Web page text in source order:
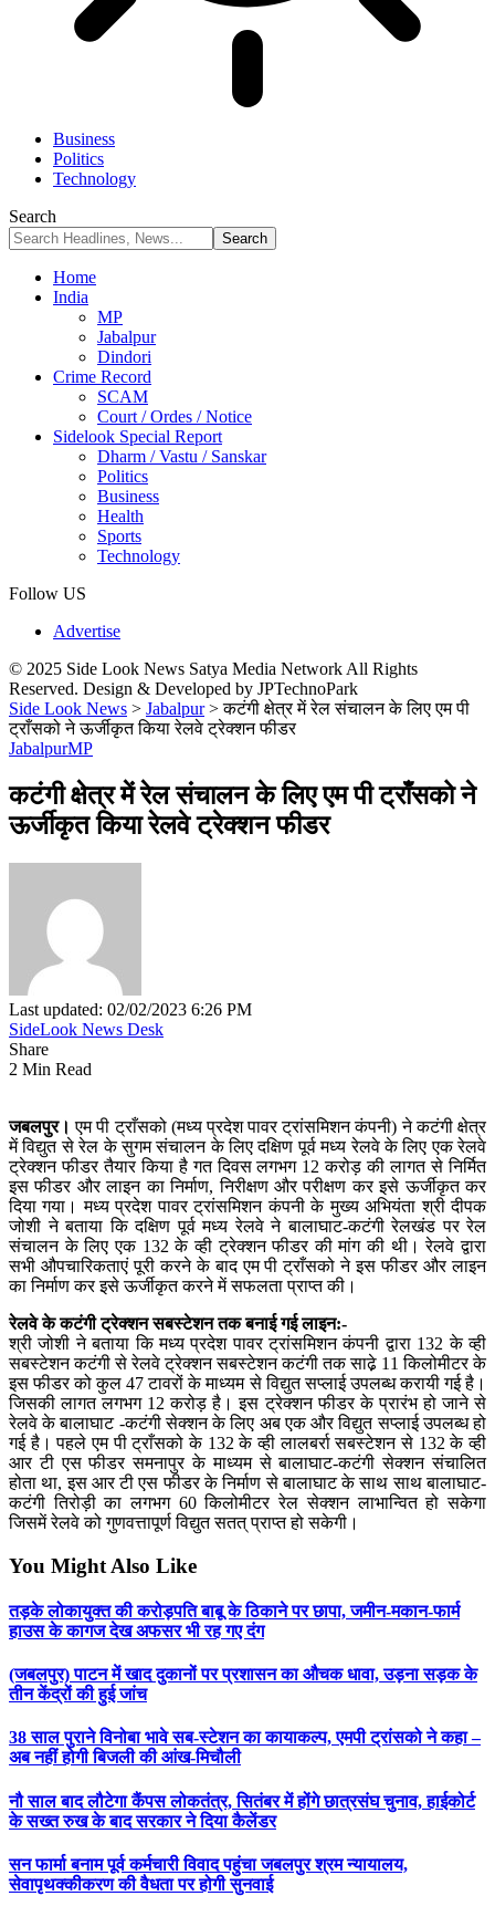
Business
Politics
Technology
Search
Home
India
MP
Jabalpur
Dindori
Crime Record
SCAM
Court / Ordes / Notice
Sidelook Special Report
Dharm / Vastu / Sanskar
Politics
Business
Health
Sports
Technology
Follow US
Advertise
© 2025 Side Look News Satya Media Network All Rights
Reserved. Design & Developed by JPTechnoPark
Side Look News > Jabalpur>कटंगी क्षेत्र में रेल संचालन के लिए एम पी
ट्राँसको ने ऊर्जीकृत किया रेलवे ट्रेक्शन फीडर
JabalpurMP
कटंगी क्षेत्र में रेल संचालन के लिए एम पी ट्राँसको ने
ऊर्जीकृत किया रेलवे ट्रेक्शन फीडर
Last updated: 02/02/2023 6:26 PM
SideLook News Desk
Share
2 Min Read
जबलपुर। एम पी ट्राँसको (मध्य प्रदेश पावर ट्रांसमिशन कंपनी) ने कटंगी क्षेत्र
में विद्युत से रेल के सुगम संचालन के लिए दक्षिण पूर्व मध्य रेलवे के लिए एक रेलवे
ट्रेक्शन फीडर तैयार किया है गत दिवस लगभग 12 करोड़ की लागत से निर्मित
इस फीडर और लाइन का निर्माण, निरीक्षण और परीक्षण कर इसे ऊर्जीकृत कर
दिया गया। मध्य प्रदेश पावर ट्रांसमिशन कंपनी के मुख्य अभियंता श्री दीपक
जोशी ने बताया कि दक्षिण पूर्व मध्य रेलवे ने बालाघाट-कटंगी रेलखंड पर रेल
संचालन के लिए एक 132 के व्ही ट्रेक्शन फीडर की मांग की थी। रेलवे द्वारा
सभी औपचारिकताएं पूरी करने के बाद एम पी ट्राँसको ने इस फीडर और लाइन
का निर्माण कर इसे ऊर्जीकृत करने में सफलता प्राप्त की।
रेलवे के कटंगी ट्रेक्शन सबस्टेशन तक बनाई गई लाइन:-
श्री जोशी ने बताया कि मध्य प्रदेश पावर ट्रांसमिशन कंपनी द्वारा 132 के व्ही
सबस्टेशन कटंगी से रेलवे ट्रेक्शन सबस्टेशन कटंगी तक साढे़ 11 किलोमीटर के
इस फीडर को कुल 47 टावरों के माध्यम से विद्युत सप्लाई उपलब्ध करायी गई है।
जिसकी लागत लगभग 12 करोड़ है। इस ट्रेक्शन फीडर के प्रारंभ हो जाने से
रेलवे के बालाघाट -कटंगी सेक्शन के लिए अब एक और विद्युत सप्लाई उपलब्ध हो
गई है। पहले एम पी ट्राँसको के 132 के व्ही लालबर्रा सबस्टेशन से 132 के व्ही
आर टी एस फीडर समनापुर के माध्यम से बालाघाट-कटंगी सेक्शन संचालित
होता था, इस आर टी एस फीडर के निर्माण से बालाघाट के साथ साथ बालाघाट-
कटंगी तिरोड़ी का लगभग 60 किलोमीटर रेल सेक्शन लाभान्वित हो सकेगा
जिसमें रेलवे को गुणवत्तापूर्ण विद्युत सतत् प्राप्त हो सकेगी।
You Might Also Like
तड़के लोकायुक्त की करोड़पति बाबू के ठिकाने पर छापा, जमीन-मकान-फार्म
हाउस के कागज देख अफसर भी रह गए दंग
(जबलपुर) पाटन में खाद दुकानों पर प्रशासन का औचक धावा, उड़ना सड़क के
तीन केंद्रों की हुई जांच
38 साल पुराने विनोबा भावे सब-स्टेशन का कायाकल्प, एमपी ट्रांसको ने कहा –
अब नहीं होगी बिजली की आंख-मिचौली
नौ साल बाद लौटेगा कैंपस लोकतंत्र, सितंबर में होंगे छात्रसंघ चुनाव, हाईकोर्ट
के सख्त रुख के बाद सरकार ने दिया कैलेंडर
सन फार्मा बनाम पूर्व कर्मचारी विवाद पहुंचा जबलपुर श्रम न्यायालय,
सेवापृथक्कीकरण की वैधता पर होगी सुनवाई